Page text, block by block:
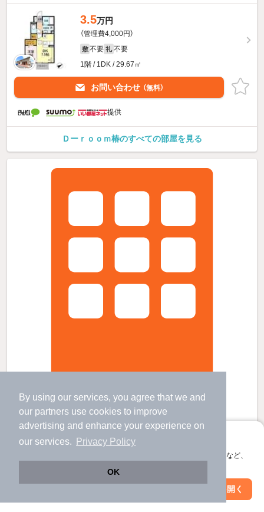
By using our services, you agree that we and
our partners use cookies to improve
advertising and enhance your experience on
our services.
Privacy Policy
OK
アプリに切り替えて、サクサクお部屋探し
会員登録なしですぐ使える。マップ検索やお気に入り保存など、
アプリを開く
3.5万円
（管理費4,000円）
敷 不要 礼 不要
1階 / 1DK / 29.67㎡
お問い合わせ （無料）
提供
Ｄーｒｏｏｍ椿のすべての部屋を見る
イエローストーンの賃貸物件
金谷川駅 歩
分 （東北線）
松川駅 歩 7分 （東北線）
安達駅 歩69分 （東北線）
2階建 / 12年1ヶ月 / 鉄骨
絞り込み条件を変更